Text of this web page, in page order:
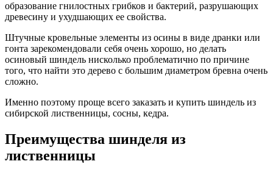
образование гнилостных грибков и бактерий, разрушающих
древесину и ухудшающих ее свойства.
Штучные кровельные элементы из осины в виде дранки или
гонта зарекомендовали себя очень хорошо, но делать
осиновый шиндель нисколько проблематично по причине
того, что найти это дерево с большим диаметром бревна очень
сложно.
Именно поэтому проще всего заказать и купить шиндель из
сибирской лиственницы, сосны, кедра.
Преимущества шинделя из
лиственницы